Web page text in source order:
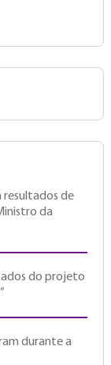
resultados de
da
do projeto
durante a